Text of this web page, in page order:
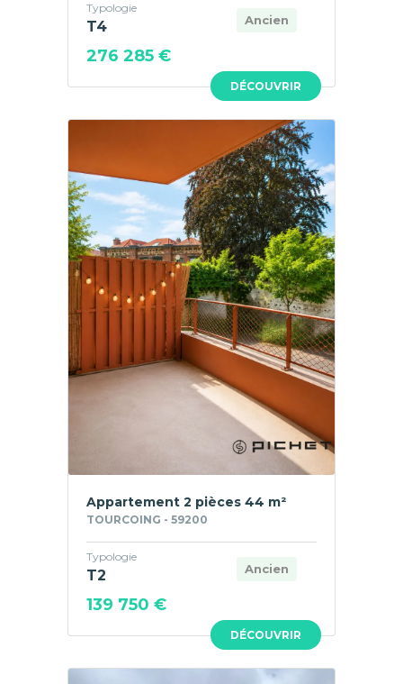
DÉCOUVRIR
Ancien
Typologie
T4
276 285 €
DÉCOUVRIR
Appartement 2 pièces 44 m²
TOURCOING - 59200
Ancien
Typologie
T2
139 750 €